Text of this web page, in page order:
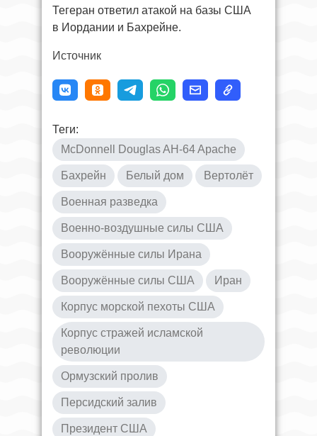
Тегеран ответил атакой на базы США
в Иордании и Бахрейне.
Источник
Теги:
McDonnell Douglas AH-64 Apache
Бахрейн Белый дом Вертолёт
Военная разведка
Военно-воздушные силы США
Вооружённые силы Ирана
Вооружённые силы США Иран
Корпус морской пехоты США
Корпус стражей исламской
революции
Ормузский пролив
Персидский залив
Президент США